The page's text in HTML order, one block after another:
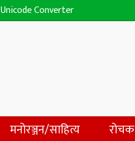
Unicode Converter
मनोरञ्जन/साहित्य रोचक